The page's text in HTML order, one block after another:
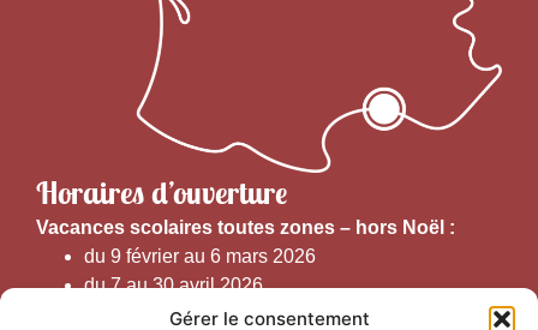
Gérer le consentement
Horaires d’ouverture
Vacances scolaires toutes zones – hors Noël :
du 9 février au 6 mars 2026
du 7 au 30 avril 2026
du 1er juin au 30 septembre 2026